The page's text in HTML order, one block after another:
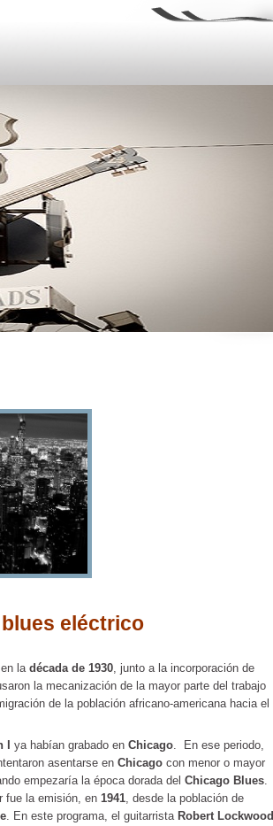
eléctrico
la década de 1930, junto a la incorporación de
la mecanización de la mayor parte del trabajo
de la población africano-americana hacia el
ya habían grabado en Chicago.
En ese periodo,
asentarse en Chicago con menor o mayor
empezaría la época dorada del Chicago Blues.
fue la emisión, en 1941, desde la población de
. En este programa, el guitarrista Robert Lockwood